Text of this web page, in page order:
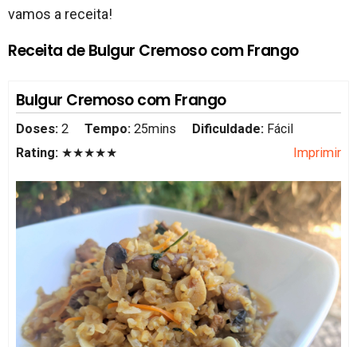
vamos a receita!
Receita de Bulgur Cremoso com Frango
Bulgur Cremoso com Frango
Doses: 2 Tempo: 25mins Dificuldade: Fácil
Rating: ★★★★★ Imprimir